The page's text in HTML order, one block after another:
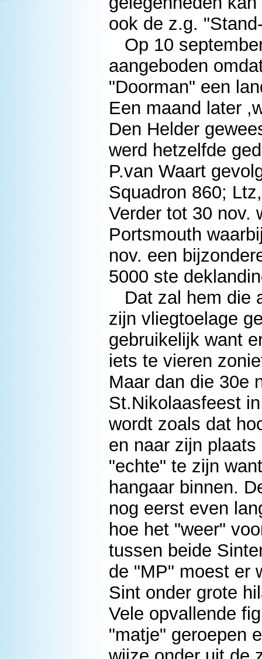
ook de z.g.
Op 10
aangeboden
"Doorman" een
Een maand later
Den Helder
werd hetzelfde
P.van Waart
Squadron 860;
Verder tot 30 nov.
Portsmouth
nov. een
5000 ste
Dat zal hem die
zijn vliegtoelage
gebruikelijk want
iets te vieren
Maar dan die 30e
St.Nikolaasfeest
wordt zoals dat
en naar zijn
"echte" te zijn
hangaar binnen.
nog eerst even
hoe het "weer"
tussen beide
de "MP" moest er
Sint onder grote
Vele opvallende
"matje" geroepen